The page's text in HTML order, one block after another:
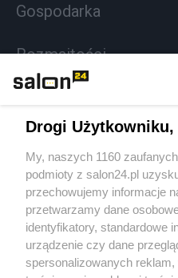
Gospodarka
Rozmaitości
Sport
Społeczeństwo
Kultura
Drogi Użytkowniku,
My, naszych 1160
podmioty z salon24.pl
przechowujemy informacje
przetwarzamy dane
identyfikatory, standardowe
urządzenie czy dane
spersonalizowanych